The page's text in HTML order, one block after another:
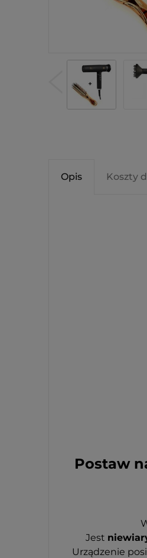
Opis Koszty
Postaw
Jest
Urządzenie